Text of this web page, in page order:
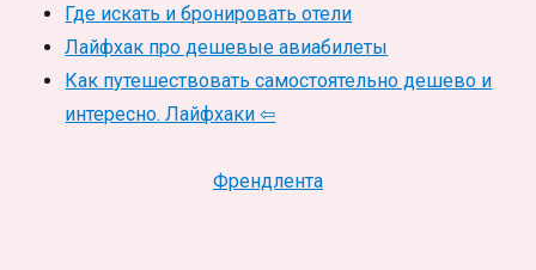
Где искать и бронировать отели
Лайфхак про дешевые авиабилеты
Как путешествовать самостоятельно дешево и
интересно. Лайфхаки ⇦
Френдлента